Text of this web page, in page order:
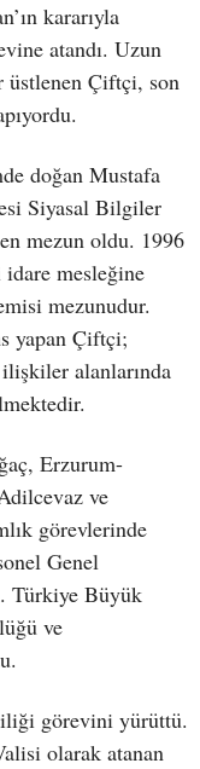
kararıyla
atandı. Uzun
üstlenen Çiftçi, son
doğan Mustafa
Siyasal Bilgiler
mezun oldu. 1996
idare mesleğine
mezunudur.
yapan Çiftçi;
alanlarında
Erzurum-
ve
görevlerinde
Genel
Türkiye Büyük
ve
görevini yürüttü.
olarak atanan